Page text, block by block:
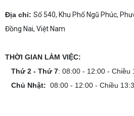
Địa chỉ: Số 540, Khu Phố Ngũ Phúc,
Đồng Nai, Việt Nam
THỜI GIAN LÀM VIỆC:
Thứ 2 - Thứ 7: 08:00 - 12:00 - Chiều
Chủ Nhật: 08:00 - 12:00 - Chiều